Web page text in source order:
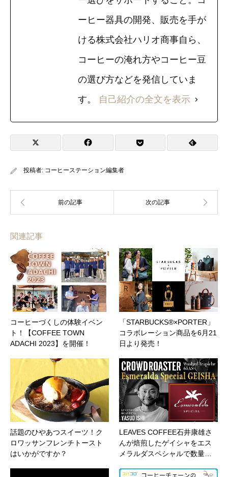
ーヒー器具の開発、販売を手が
ける株式会社ハリオ商事自ら、
コーヒーの淹れ方やコーヒー豆
の選び方などを発信していま
す。 自己紹介の全文を表示
投稿者: コーヒーステーション編集者
関連記事
コーヒーづくしの体験イベン
ト！【COFFEE TOWN
ADACHI 2023】を開催！
「STARBUCKS®×PORTER」
コラボレーション商品を6月21
日より発売！
話題のひやあつスイーツ！ク
ロワッサンフレンチトースト
はいかがですか？
LEAVES COFFEE石井康雄さ
んが焙煎したゲイシャをエス
メラルダスペシャルで数量…